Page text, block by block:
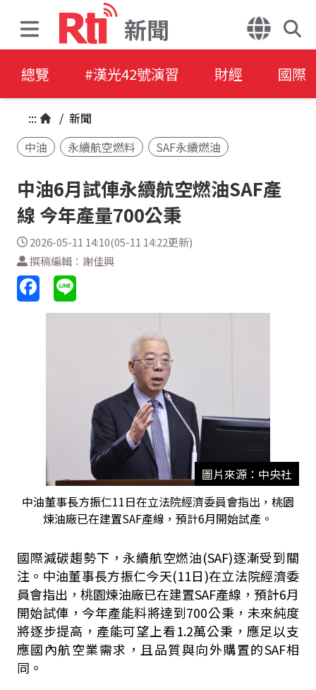
新聞
總覽 #漢光42號演習 財經 國際
::: / 新聞
中油
永續航空燃料 SAF永續燃油
中油6月試俥永續航空燃油SAF產
線 今年產量700公秉
2026-05-11 14:10(05-11 14:22更新)
撰稿編輯：謝佳興
圖片來源：中央社
中油董事長方振仁11日在立法院經濟委員會指出，桃園
煉油廠已在建置SAF產線，預計6月開始試產。
國際減碳趨勢下，永續航空燃油(SAF)逐漸受到關
注。中油董事長方振仁今天(11日)在立法院經濟委
員會指出，桃園煉油廠已在建置SAF產線，預計6月
開始試俥，今年產能料將達到700公秉，未來純度
將逐步提高，產能可望上看1.2萬公秉，應足以支
應國內航空業需求，且品質與向外購置的SAF相
同。